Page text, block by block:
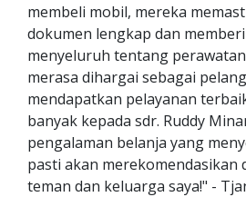
membeli mobil, mereka
dokumen lengkap dan
menyeluruh tentang
merasa dihargai sebagai
mendapatkan pelayanan
banyak kepada sdr. Ruddy
pengalaman belanja yang
pasti akan merekomendasikan
teman dan keluarga saya!" -